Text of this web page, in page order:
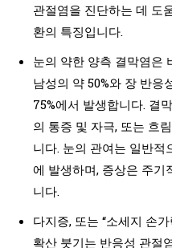
관절염을 진단하는 데 도
환의 특징입니다.
눈의 약한 양측 결막염은
남성의 약 50%와 장 반응
75%에서 발생합니다. 결
의 통증 및 자극, 또는 흐
니다. 눈의 관여는 일반적
에 발생하며, 증상은 주기
니다.
다지증, 또는 “소세지 손
확산 붓기는 반응성 관절